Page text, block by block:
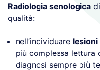
Radiologia senologica
qualità:
nell’individuare lesioni
più complessa lettura
diagnosi sempre più